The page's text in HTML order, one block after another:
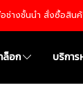
างชั้นนำ สั่งซื้อสิน
ล็อก บริกา